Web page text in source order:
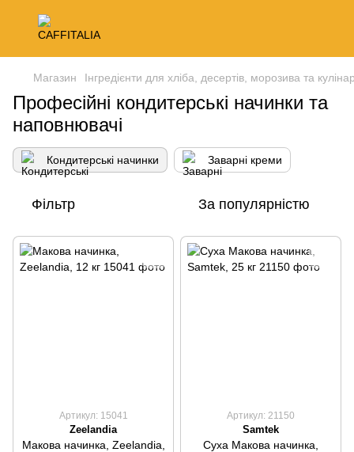
Магазин Інгредієнти для хліба, десертів, морозива та
Професійні кондитерські начинки та
наповнювачі
Кондитерські начинки Заварні креми
Фільтр За популярністю
Артикул: 15041
Zeelandia
Макова начинка, Zeelandia,
Артикул: 21150
Samtek
Суха Макова начинка,